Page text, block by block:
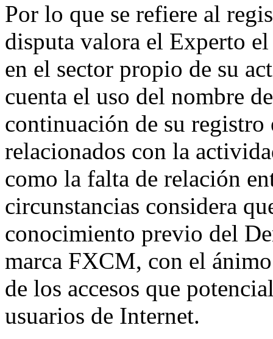
Por lo que se refiere al
disputa valora el Experto
en el sector propio de su
cuenta el uso del nombre
continuación de su registro
relacionados con la
como la falta de relación
circunstancias considera
conocimiento previo del
marca FXCM, con el
de los accesos que
usuarios de Internet.